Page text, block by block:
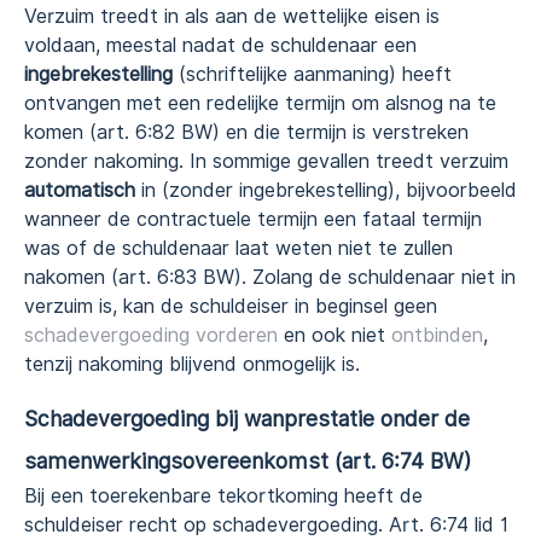
Verzuim treedt in als aan de wettelijke eisen is
voldaan, meestal nadat de schuldenaar een
ingebrekestelling (schriftelijke aanmaning) heeft
ontvangen met een redelijke termijn om alsnog na te
komen (art. 6:82 BW) en die termijn is verstreken
zonder nakoming. In sommige gevallen treedt verzuim
automatisch in (zonder ingebrekestelling), bijvoorbeeld
wanneer de contractuele termijn een fataal termijn
was of de schuldenaar laat weten niet te zullen
nakomen (art. 6:83 BW). Zolang de schuldenaar niet in
verzuim is, kan de schuldeiser in beginsel geen
schadevergoeding vorderen en ook niet ontbinden,
tenzij nakoming blijvend onmogelijk is.
Schadevergoeding bij wanprestatie onder de
samenwerkingsovereenkomst (art. 6:74 BW)
Bij een toerekenbare tekortkoming heeft de
schuldeiser recht op schadevergoeding. Art. 6:74 lid 1